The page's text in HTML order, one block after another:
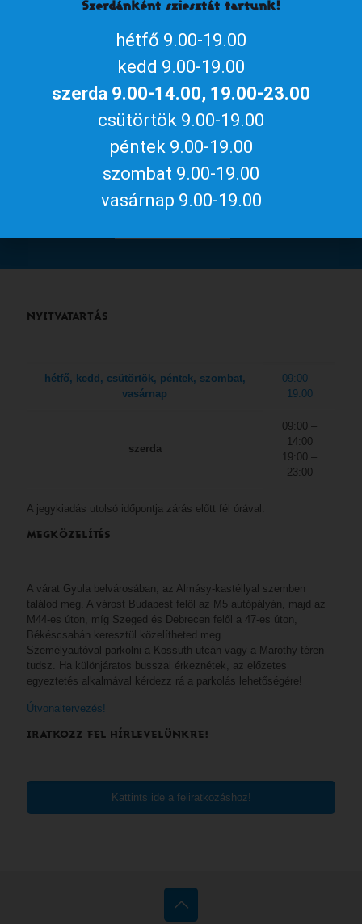
Naptárhoz adom
iCalendar / Outlook Google naptár
Aktuális gyulai programokért, irány
NYITVATARTÁS
hétfő, kedd, csütörtök, péntek, szombat,
vasárnap
09:00 –
19:00
szerda
09:00 –
14:00
19:00 –
23:00
A jegykiadás utolsó időpontja zárás előtt fél órával.
MEGKÖZELÍTÉS
A várat Gyula belvárosában, az Almásy-kastéllyal szemben
találod meg. A várost Budapest felől az M5 autópályán, majd az
M44-es úton, míg Szeged és Debrecen felől a 47-es úton,
Békéscsabán keresztül közelítheted meg.
Személyautóval parkolni a Kossuth utcán vagy a Maróthy téren
tudsz. Ha különjáratos busszal érkeznétek, az előzetes
egyeztetés alkalmával kérdezz rá a parkolás lehetőségére!
Útvonaltervezés!
IRATKOZZ FEL HÍRLEVELÜNKRE!
Kattints ide a feliratkozáshoz!
Szerdánként sziesztát tartunk!
hétfő 9.00-19.00
kedd 9.00-19.00
szerda 9.00-14.00, 19.00-23.00
csütörtök 9.00-19.00
péntek 9.00-19.00
szombat 9.00-19.00
vasárnap 9.00-19.00